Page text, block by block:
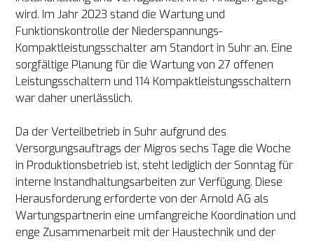
wird. Im Jahr 2023 stand die Wartung und
Funktionskontrolle der Niederspannungs-
Kompaktleistungsschalter am Standort in Suhr an. Eine
sorgfältige Planung für die Wartung von 27 offenen
Leistungsschaltern und 114 Kompaktleistungsschaltern
war daher unerlässlich.
Da der Verteilbetrieb in Suhr aufgrund des
Versorgungsauftrags der Migros sechs Tage die Woche
in Produktionsbetrieb ist, steht lediglich der Sonntag für
interne Instandhaltungsarbeiten zur Verfügung. Diese
Herausforderung erforderte von der Arnold AG als
Wartungspartnerin eine umfangreiche Koordination und
enge Zusammenarbeit mit der Haustechnik und der